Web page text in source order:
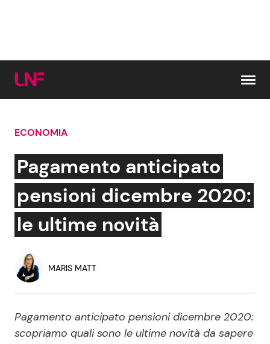
Cerca:
News e Cronaca
Attualità Italiana
Economia
Persone Scomparse
Gossip e TV
Bellezze VIP
Programmi TV
ECONOMIA
Pagamento anticipato
pensioni dicembre 2020:
le ultime novità
MARIS MATT
Pagamento anticipato pensioni dicembre 2020:
scopriamo quali sono le ultime novità da sapere